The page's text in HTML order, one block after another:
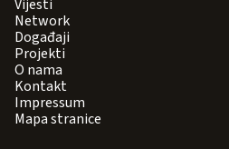
Vijesti
Network
Događaji
Projekti
O nama
Kontakt
Impressum
Mapa stranice